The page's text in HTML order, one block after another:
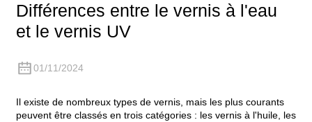
Différences entre le vernis à l'eau
et le vernis UV
01/11/2024
Il existe de nombreux types de vernis, mais les plus courants
peuvent être classés en trois catégories : les vernis à l'huile, les